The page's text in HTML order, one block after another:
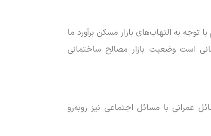
توجه به التهاب‌های بازار مسکن برآورد ما
است وضعیت بازار مصالح ساختمانی
عمرانی با مسائل اجتماعی نیز روبه‌رو